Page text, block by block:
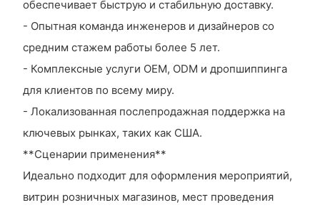
обеспечивает быструю и стабильную доставку.
- Опытная команда инженеров и дизайнеров со
средним стажем работы более 5 лет.
- Комплексные услуги OEM, ODM и дропшиппинга
для клиентов по всему миру.
- Локализованная послепродажная поддержка на
ключевых рынках, таких как США.
**Сценарии применения**
Идеально подходит для оформления мероприятий,
витрин розничных магазинов, мест проведения